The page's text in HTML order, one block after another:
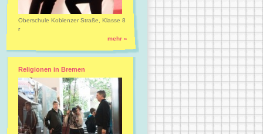
Oberschule Koblenzer Straße, Klasse 8
r
mehr »
Religionen in Bremen